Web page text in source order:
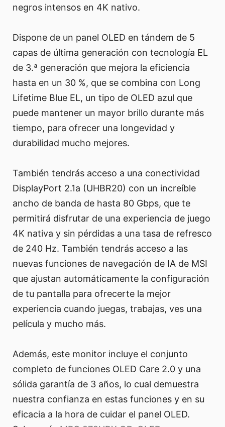
negros intensos en 4K nativo.
Dispone de un panel OLED en tándem de 5
capas de última generación con tecnología EL
de 3.ª generación que mejora la eficiencia
hasta en un 30 %, que se combina con Long
Lifetime Blue EL, un tipo de OLED azul que
puede mantener un mayor brillo durante más
tiempo, para ofrecer una longevidad y
durabilidad mucho mejores.
También tendrás acceso a una conectividad
DisplayPort 2.1a (UHBR20) con un increíble
ancho de banda de hasta 80 Gbps, que te
permitirá disfrutar de una experiencia de juego
4K nativa y sin pérdidas a una tasa de refresco
de 240 Hz. También tendrás acceso a las
nuevas funciones de navegación de IA de MSI
que ajustan automáticamente la configuración
de tu pantalla para ofrecerte la mejor
experiencia cuando juegas, trabajas, ves una
película y mucho más.
Además, este monitor incluye el conjunto
completo de funciones OLED Care 2.0 y una
sólida garantía de 3 años, lo cual demuestra
nuestra confianza en estas funciones y en su
eficacia a la hora de cuidar el panel OLED.